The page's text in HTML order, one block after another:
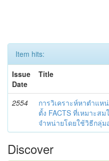
Item hits:
Issue
Date
Title
2554
การวิเคราะห์หาตำแห
ตั้ง FACTS ที่เหมาะสม
จำหน่ายโดยใช้วิธีกลุ่
Discover